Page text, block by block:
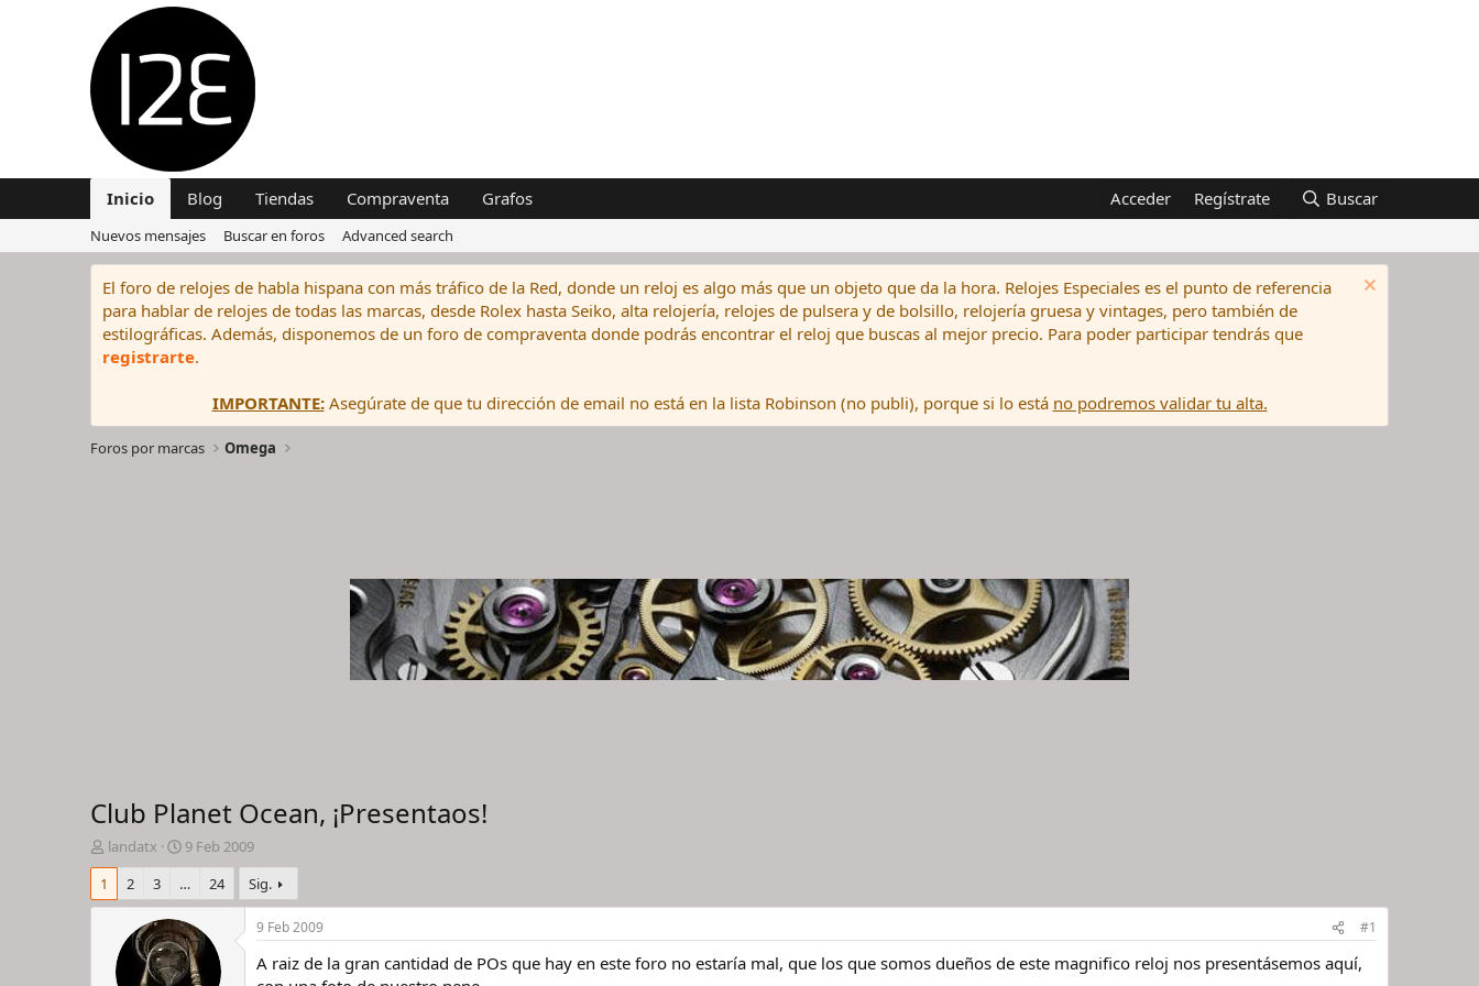
Inicio Blog Tiendas Compraventa Grafos Acceder Regístrate Buscar
Nuevos mensajes Buscar en foros Advanced search
El foro de relojes de habla hispana con más tráfico de la Red, donde un reloj es algo más que un objeto que da la hora. Relojes Especiales es el punto de referencia
para hablar de relojes de todas las marcas, desde Rolex hasta Seiko, alta relojería, relojes de pulsera y de bolsillo, relojería gruesa y vintages, pero también de
estilográficas. Además, disponemos de un foro de compraventa donde podrás encontrar el reloj que buscas al mejor precio. Para poder participar tendrás que
registrarte.
IMPORTANTE:Asegúrate de que tu dirección de email no está en la lista Robinson (no publi), porque si lo está no podremos validar tu alta.
Foros por marcas Omega
Club Planet Ocean, ¡Presentaos!
I
n
c
landatx
F
e
c
h
a
d
e
9 Feb 2009
1
2 3 … 24 Sig.
9 Feb 2009 #1
A raiz de la gran cantidad de POs que hay en este foro no estaría mal, que los que somos dueños de este magnifico reloj nos presentásemos aquí,